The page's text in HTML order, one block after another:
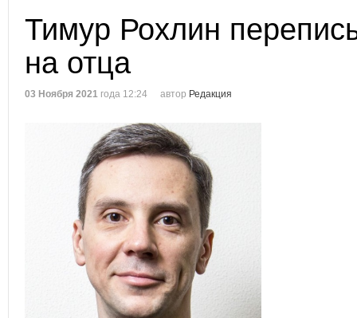
Тимур Рохлин
на отца
03 Ноября 2021 года 12:24 автор Редакция